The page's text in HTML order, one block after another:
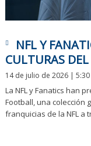
NFL Y
CULTURAS
14 de julio de 2026 |
La NFL y Fanatics han
Football, una colección
franquicias de la NFL a